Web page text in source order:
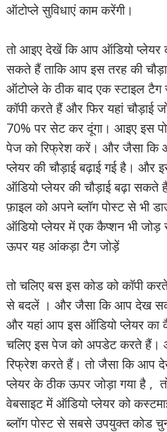
ऑटोप्ले सुविधाएं काम करेंगी।
तो आइए देखें कि आप ऑडियो
सकते हैं ताकि आप इस तरह की
ऑटोप्ले के ठीक बाद एक स्टाइल
कॉपी करते हैं और फिर यहां चौड़ाई
70% पर सेट कर दूंगा। आइए इस
पेज को रिफ्रेश करें। और जैसा
प्लेयर की चौड़ाई बढ़ाई गई है।
ऑडियो प्लेयर की चौड़ाई बढ़ा सकते
फ़ाइल को अपने ब्लॉग पोस्ट से भी
ऑडियो प्लेयर में एक कैप्शन भी
ऊपर यह आंकड़ा टैग जोड़ें
तो चलिए बस इस कोड को कॉपी
से बदलें । और जैसा कि आप देख
और यहां आप इस ऑडियो प्लेयर
चलिए इस पेज को अपडेट करते हैं।
रिफ्रेश करते हैं। तो जैसा कि आप
प्लेयर के ठीक ऊपर जोड़ा गया है ,
वेबसाइट में ऑडियो प्लेयर को
ब्लॉग पोस्ट से सबसे उपयुक्त कोड